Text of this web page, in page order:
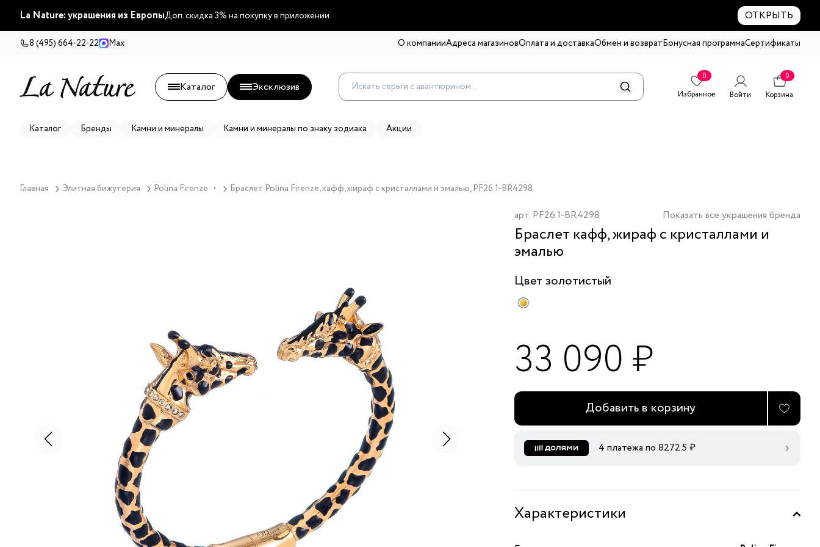
La Nature: украшения из ЕвропыДоп. скидка 3% на покупку в приложении ОТКРЫТЬ
8 (495) 664-22-22 Max О компанииАдреса магазиновОплата и доставкаОбмен и возвратБонусная программаСертификаты
Каталог Эксклюзив
0
Избранное
Войти
0
Корзина
Каталог Бренды Камни и минералы Камни и минералы по знаку зодиака Акции
Главная Элитная бижутерия Polina Firenze ▼ Браслет Polina Firenze, кафф, жираф с кристаллами и эмалью, PF26.1-BR4298
арт. PF26.1-BR4298 Показать все украшения бренда
Браслет кафф, жираф с кристаллами и
эмалью
Цвет золотистый
33 090 ₽
Добавить в корзину
4 платежа по 8272.5 ₽
Характеристики